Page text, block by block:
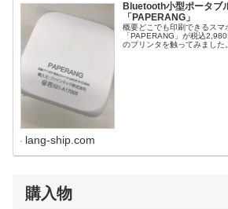
Bluetooth小型ポータブ
「PAPERANG」
概要どこでも印刷できるスマ
「PAPERANG」が税込
のプリンタを触ってみまし
lang-ship.com
購入物